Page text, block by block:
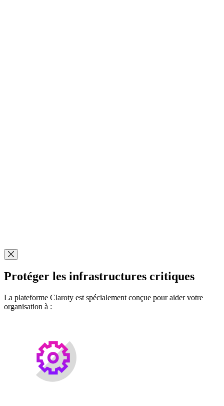
Fermer modal
Protéger les infrastructures critiques
La plateforme Claroty est spécialement conçue pour aider votre
organisation à :